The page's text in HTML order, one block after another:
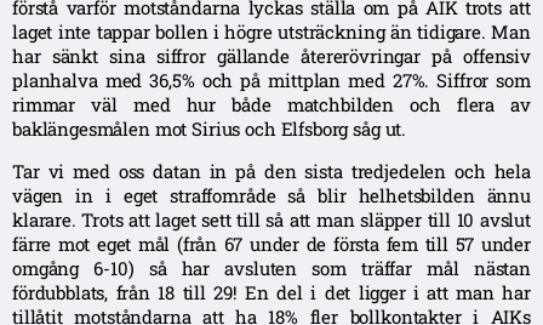
förstå varför motståndarna lyckas ställa om på AIK trots att
laget inte tappar bollen i högre utsträckning än tidigare. Man
har sänkt sina siffror gällande återerövringar på offensiv
planhalva med 36,5% och på mittplan med 27%. Siffror som
rimmar väl med hur både matchbilden och flera av
baklängesmålen mot Sirius och Elfsborg såg ut.
Tar vi med oss datan in på den sista tredjedelen och hela
vägen in i eget straffområde så blir helhetsbilden ännu
klarare. Trots att laget sett till så att man släpper till 10 avslut
färre mot eget mål (från 67 under de första fem till 57 under
omgång 6-10) så har avsluten som träffar mål nästan
fördubblats, från 18 till 29! En del i det ligger i att man har
tillåtit motståndarna att ha 18% fler bollkontakter i AIKs